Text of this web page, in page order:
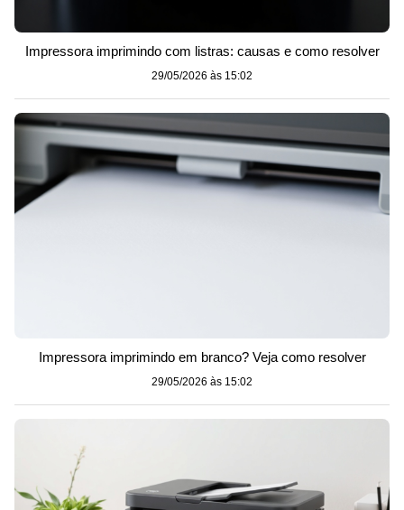
Impressora imprimindo com listras: causas e como resolver
29/05/2026 às 15:02
Impressora imprimindo em branco? Veja como resolver
29/05/2026 às 15:02